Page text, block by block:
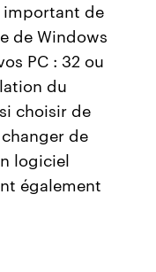
important de
de Windows
PC : 32 ou
du
choisir de
de
logiciel
également